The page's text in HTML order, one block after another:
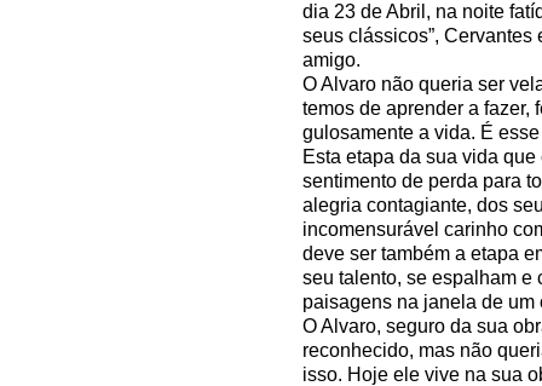
dia 23 de Abril, na noite
seus clássicos”,
amigo.
O Alvaro não queria ser
temos de aprender a fazer,
gulosamente a vida. É
Esta etapa da sua vida
sentimento de perda para
alegria contagiante, dos
incomensurável carinho
deve ser também a etapa
seu talento, se espalham e
paisagens na janela de um
O Alvaro, seguro da sua
reconhecido, mas não
isso. Hoje ele vive na sua